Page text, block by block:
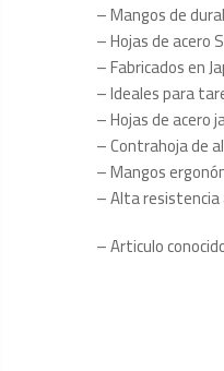
– Mangos de
– Hojas de acero
– Fabricados en
– Ideales para
– Hojas de acero
– Contrahoja de
– Mangos
– Alta
– Articulo